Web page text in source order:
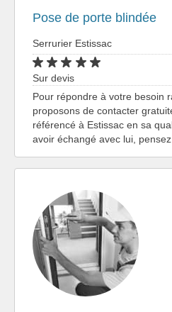
Pose de porte blindée
Serrurier Estissac
Sur devis
Pour répondre à votre besoin
proposons de contacter
référencé à Estissac en sa
avoir échangé avec lui,